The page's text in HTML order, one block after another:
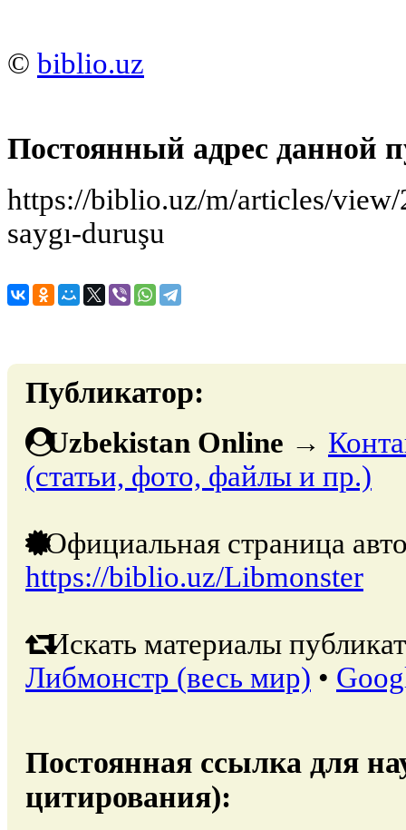
© biblio.uz
Постоянный адрес данной
https://biblio.uz/m/articles/
saygı-duruşu
Публикатор:
Uzbekistan Online →
(статьи, фото, файлы и пр.)
Официальная страница
https://biblio.uz/Libmonster
Искать материалы
Либмонстр (весь мир) •
Постоянная ссылка для
цитирования):